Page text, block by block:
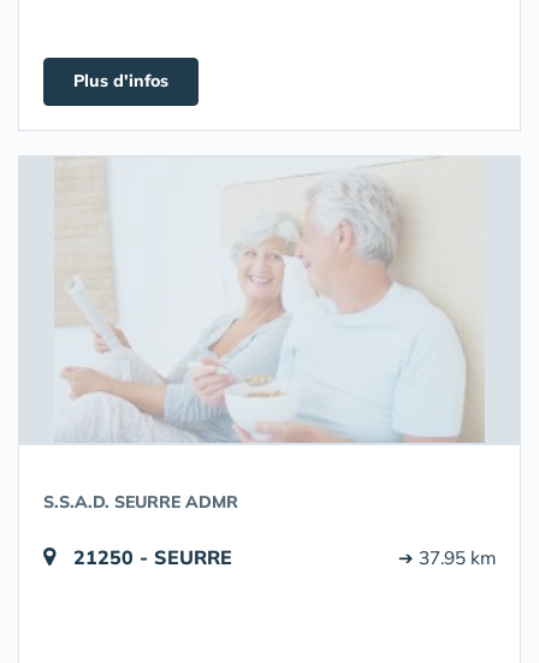
Plus d'infos
S.S.A.D. SEURRE ADMR
21250 - SEURRE ➔ 37.95 km